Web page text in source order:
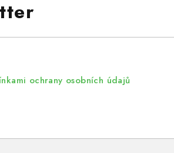
ochrany osobních údajů